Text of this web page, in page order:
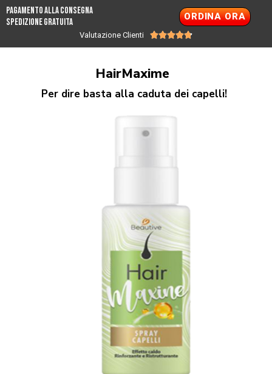
PAGAMENTO ALLA CONSEGNA
SPEDIZIONE GRATUITA
ORDINA ORA
Valutazione Clienti 
HairMaxime
Per dire basta alla caduta dei capelli!